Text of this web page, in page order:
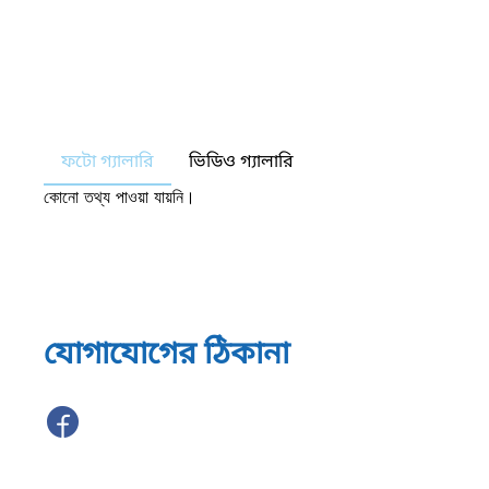
ফটো গ্যালারি ভিডিও গ্যালারি
কোনো তথ্য পাওয়া যায়নি।
যোগাযোগের ঠিকানা